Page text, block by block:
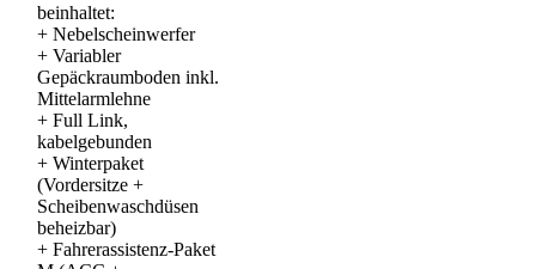
beinhaltet:
+ Nebelscheinwerfer
+ Variabler
Gepäckraumboden inkl.
Mittelarmlehne
+ Full Link,
kabelgebunden
+ Winterpaket
(Vordersitze +
Scheibenwaschdüsen
beheizbar)
+ Fahrerassistenz-Paket